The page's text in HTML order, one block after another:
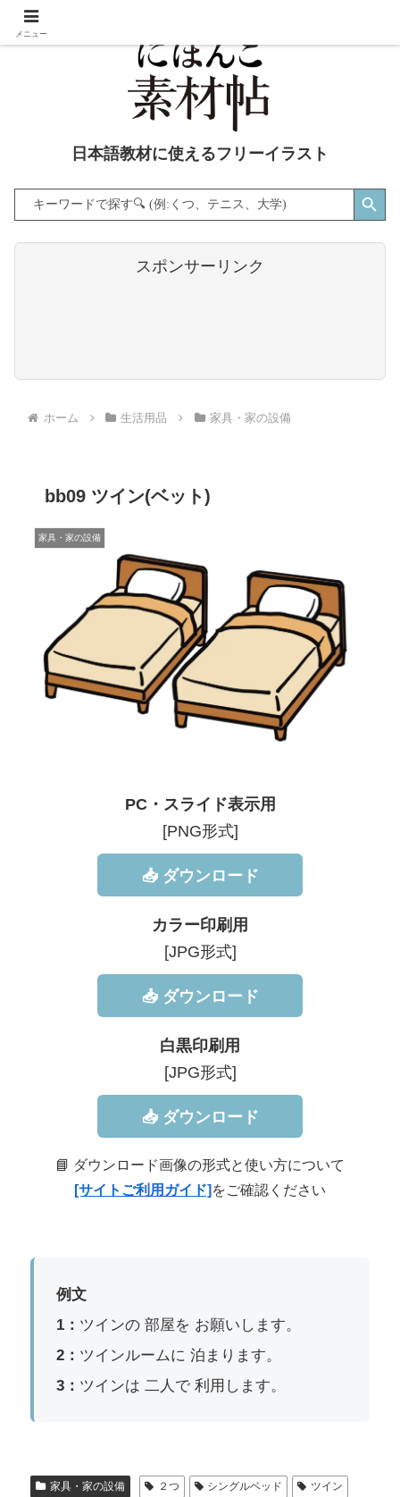
日本語教材に使えるフリーイラスト
Search
for:
Search Button
スポンサーリンク
ホーム 生活用品 家具・家の設備
bb09 ツイン(ベット)
家具・家の設備
PC・スライド表示用
[PNG形式]
📥 ダウンロード
カラー印刷用
[JPG形式]
📥 ダウンロード
白黒印刷用
[JPG形式]
📥 ダウンロード
📘 ダウンロード画像の形式と使い方について
[サイトご利用ガイド] をご確認ください
例文
1： ツインの 部屋を お願いします。
2： ツインルームに 泊まります。
3： ツインは 二人で 利用します。
家具・家の設備 ２つ シングルベッド ツイン
メニュー